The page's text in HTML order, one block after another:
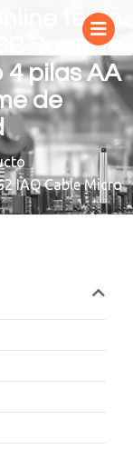
testo
Soporte
pilas AA
de
IAQ Cable